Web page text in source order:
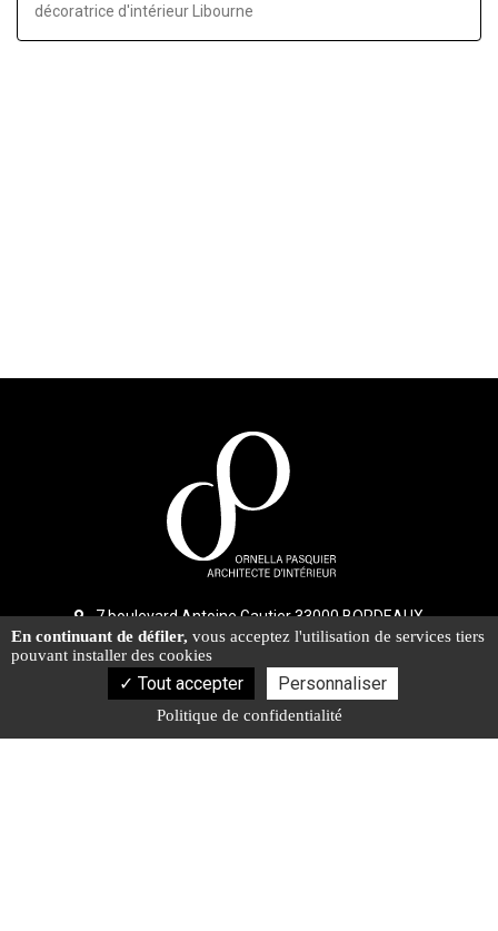
décoratrice d'intérieur Libourne
7 boulevard Antoine Gautier 33000 BORDEAUX
06 82 42 96 83
ornellapasquier.architecte@gmail.com
En continuant de défiler, vous acceptez l'utilisation de services tiers
pouvant installer des cookies
Tout accepter Personnaliser
Politique de confidentialité